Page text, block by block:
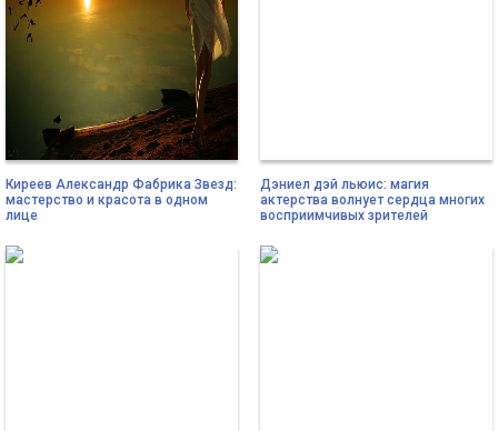
Киреев Александр Фабрика Звезд:
мастерство и красота в одном
лице
Дэниел дэй льюис: магия
актерства волнует сердца многих
восприимчивых зрителей